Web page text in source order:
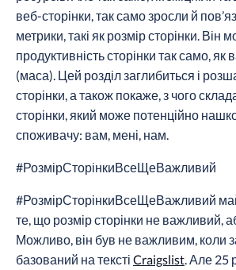
веб-сторінки, так само зросли й
метрики, такі як розмір сторінки. Він
продуктивність сторінки так само,
(маса). Цей розділ заглибиться і
сторінки, а також покаже, з чого
сторінки, який може потенційно
споживачу: вам, мені, нам.
#РозмірСторінкиВсеЩеВажливий
#РозмірСторінкиВсеЩеВажливий
те, що розмір сторінки не важливий,
Можливо, він був не важливим, коли
базований на тексті Craigslist. Але 25